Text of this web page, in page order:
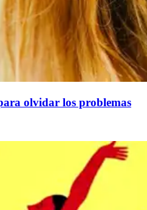
olvidar los problemas